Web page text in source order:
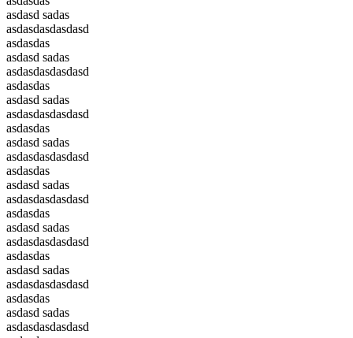
asdasd sadas
asdasdasdasdasd
asdasdas
asdasd sadas
asdasdasdasdasd
asdasdas
asdasd sadas
asdasdasdasdasd
asdasdas
asdasd sadas
asdasdasdasdasd
asdasdas
asdasd sadas
asdasdasdasdasd
asdasdas
asdasd sadas
asdasdasdasdasd
asdasdas
asdasd sadas
asdasdasdasdasd
asdasdas
asdasd sadas
asdasdasdasdasd